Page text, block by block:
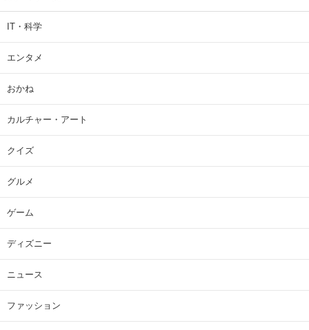
IT・科学
エンタメ
おかね
カルチャー・アート
クイズ
グルメ
ゲーム
ディズニー
ニュース
ファッション